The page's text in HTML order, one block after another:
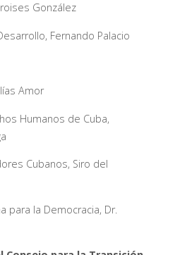
González
Fernando Palacio
Amor
Humanos de Cuba,
Cubanos, Siro del
para la Democracia, Dr.